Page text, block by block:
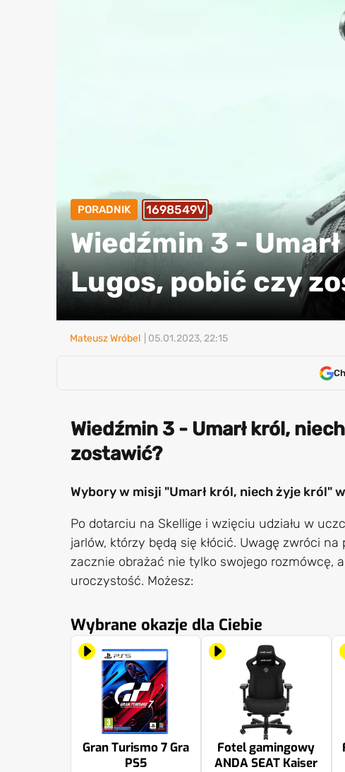
PORADNIK 1698549V
Wiedźmin 3 -
Lugos, pobić czy
Mateusz Wróbel | 05.01.2023, 22:15
Wiedźmin 3 - Umarł król,
zostawić?
Wybory w misji "Umarł król, niech żyje król"
Po dotarciu na Skellige i wzięciu udziału w
jarlów, którzy będą się kłócić. Uwagę zwróci
zacznie obrażać nie tylko swojego rozmówcę,
uroczystość. Możesz:
Wybrane okazje dla Ciebie
Gran Turismo 7 Gra
PS5
Fotel gamingowy
ANDA SEAT Kaiser